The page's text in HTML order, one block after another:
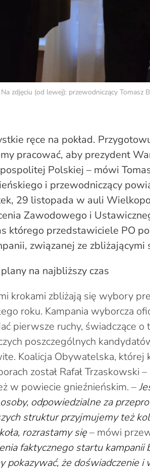
Na zdjęciu (od lewej): przewodniczący Tomasz
ręce na pokład.
pracować, aby prezydent
Polskiej – mówi
i przewodniczący
29 listopada w auli
Zawodowego i
którego przedstawiciele PO
związanej ze
na najbliższy czas
krokami zbliżają się wybory
roku. Kampania wyborcza
pierwsze ruchy, świadczące
poszczególnych
Koalicja Obywatelska,
został Rafał Trzaskowski
w powiecie gnieźnieńskim. –
odpowiedzialne za
struktur przyjmujemy też
rozrastamy się– mówi
faktycznego startu
pokazywać, że doświadczenie i